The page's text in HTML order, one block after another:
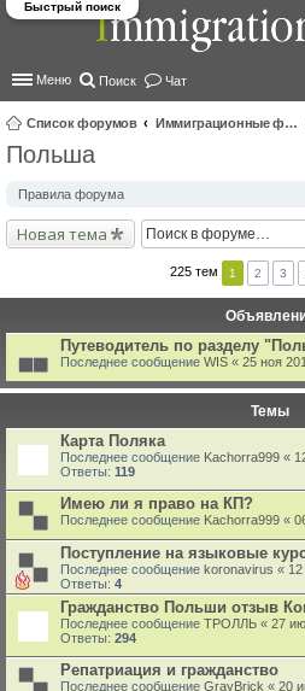
Меню Поиск Чат
Список форумов Иммиграционные форумы | Immigration forums
Быстрый поиск
Польша
Правила форума
Новая тема
225 тем 1 2 3
Путеводитель по разделу
Последнее сообщение WIS « 25 ноя
Темы
Карта Поляка
Последнее сообщение Kachorra999 «
Ответы: 119
Имею ли я право на КП?
Последнее сообщение Kachorra999 «
Поступление на языковые
Последнее сообщение koronavirus «
Ответы: 4
Гражданство Польши отзыв
Последнее сообщение ТРОЛЛЬ « 27
Ответы: 294
Репатриация и гражданство
Последнее сообщение GrayBrick « 20